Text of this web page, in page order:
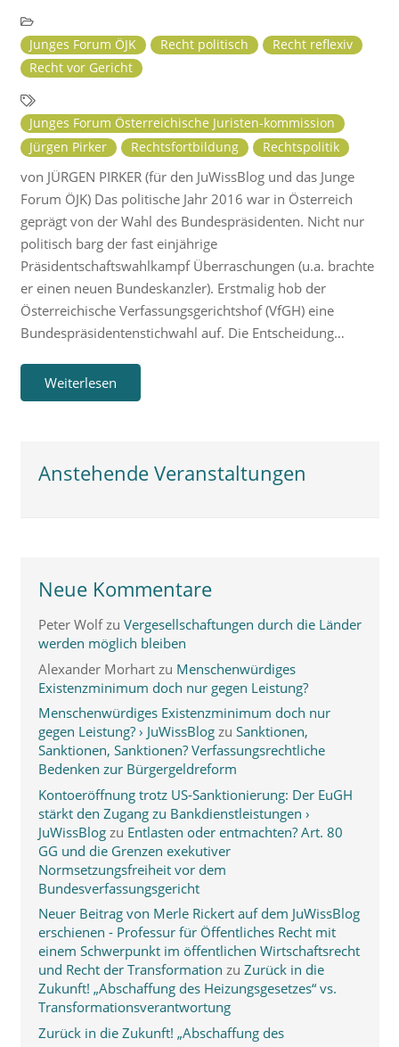
Junges Forum ÖJK Recht politisch
Recht reflexiv
Recht vor Gericht
Junges Forum Österreichische Juristen-kommission
Jürgen Pirker
Rechtsfortbildung Rechtspolitik
von JÜRGEN PIRKER (für den JuWissBlog und das Junge
Forum ÖJK) Das politische Jahr 2016 war in Österreich
geprägt von der Wahl des Bundespräsidenten. Nicht nur
politisch barg der fast einjährige
Präsidentschaftswahlkampf Überraschungen (u.a. brachte
er einen neuen Bundeskanzler). Erstmalig hob der
Österreichische Verfassungsgerichtshof (VfGH) eine
Bundespräsidentenstichwahl auf. Die Entscheidung…
Weiterlesen
Anstehende Veranstaltungen
Neue Kommentare
Peter Wolfzu Vergesellschaftungen durch die Länder
werden möglich bleiben
Alexander Morhartzu Menschenwürdiges
Existenzminimum doch nur gegen Leistung?
Menschenwürdiges Existenzminimum doch nur
gegen Leistung? › JuWissBlogzu Sanktionen,
Sanktionen, Sanktionen? Verfassungsrechtliche
Bedenken zur Bürgergeldreform
Kontoeröffnung trotz US-Sanktionierung: Der EuGH
stärkt den Zugang zu Bankdienstleistungen ›
JuWissBlogzu Entlasten oder entmachten? Art. 80
GG und die Grenzen exekutiver
Normsetzungsfreiheit vor dem
Bundesverfassungsgericht
Neuer Beitrag von Merle Rickert auf dem JuWissBlog
erschienen - Professur für Öffentliches Recht mit
einem Schwerpunkt im öffentlichen Wirtschaftsrecht
und Recht der Transformation zu Zurück in die
Zukunft! „Abschaffung des Heizungsgesetzes“ vs.
Transformationsverantwortung
Zurück in die Zukunft! „Abschaffung des